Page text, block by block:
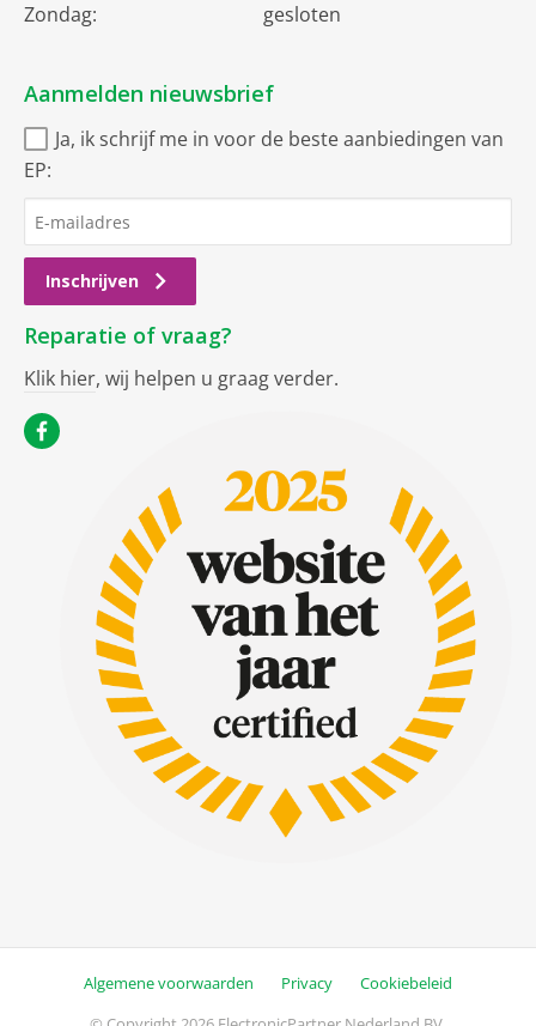
Zondag:
gesloten
Aanmelden nieuwsbrief
Ja, ik schrijf me in voor de beste aanbiedingen van
EP:
Inschrijven
Reparatie of vraag?
Klik hier, wij helpen u graag verder.
Algemene voorwaarden Privacy
Cookiebeleid